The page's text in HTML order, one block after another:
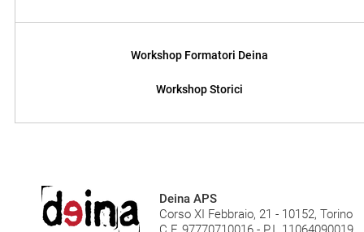
Workshop Formatori Deina
Workshop Storici
Deina APS
Corso XI Febbraio, 21 - 10152, Torino